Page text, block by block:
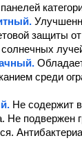
защиты
солнечных
среди
Не содержит
Не подвержен